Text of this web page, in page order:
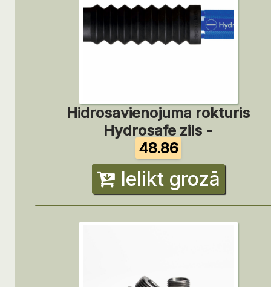
Hidrosavienojuma rokturis
Hydrosafe zils -
48.86
Ielikt grozā